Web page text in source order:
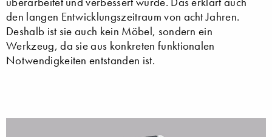
den langen Entwicklungszeitraum von acht Jahren.
Deshalb ist sie auch kein Möbel, sondern ein
Werkzeug, da sie aus konkreten funktionalen
Notwendigkeiten entstanden ist.